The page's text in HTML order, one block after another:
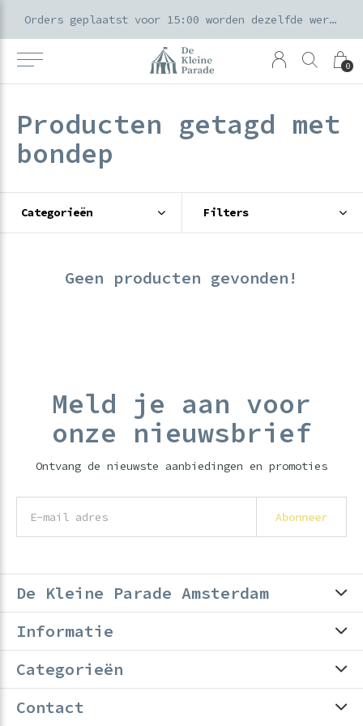
0
Orders geplaatst voor 15:00 worden dezelfde werkdag verzonden
Producten getagd met
bondep
Categorieën Filters
Geen producten gevonden!
Meld je aan voor
onze nieuwsbrief
Ontvang de nieuwste aanbiedingen en promoties
Abonneer
De Kleine Parade Amsterdam
Informatie
Categorieën
Contact